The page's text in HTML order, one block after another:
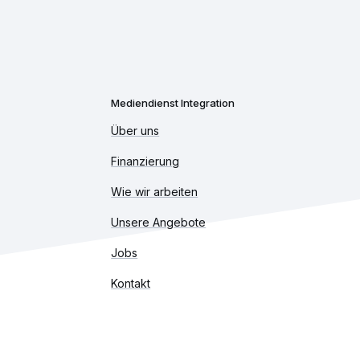
Mediendienst Integration
Über uns
Finanzierung
Wie wir arbeiten
Unsere Angebote
Jobs
Kontakt